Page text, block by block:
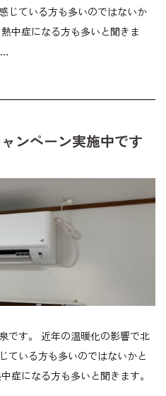
じている方も多いのではないか
中症になる方も多いと聞きま
ンペーン実施中です
です。 近年の温暖化の影響で北
ている方も多いのではないかと
症になる方も多いと聞きます。